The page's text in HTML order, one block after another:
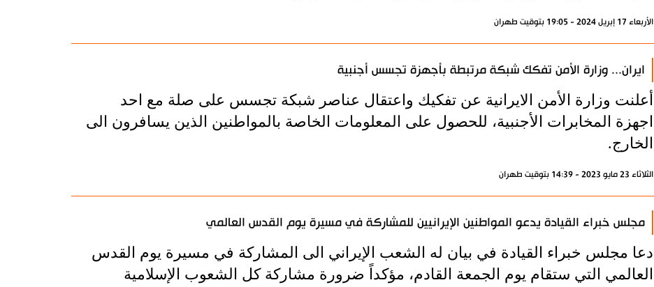
الأربعاء 17 إبريل 2024 - 19:05 بتوقيت طهران
ايران... وزارة الأمن تفكك شبكة مرتبطة بأجهزة تجسس أجنبية
أعلنت وزارة الأمن الايرانية عن تفكيك واعتقال عناصر شبكة تجسس على صلة مع احد
اجهزة المخابرات الأجنبية، للحصول على المعلومات الخاصة بالمواطنين الذين يسافرون الى
الخارج.
الثلاثاء 23 مايو 2023 - 14:39 بتوقيت طهران
مجلس خبراء القيادة يدعو المواطنين الإيرانيين للمشاركة في مسيرة يوم القدس العالمي
دعا مجلس خبراء القيادة في بيان له الشعب الإيراني الى المشاركة في مسيرة يوم القدس
العالمي التي ستقام يوم الجمعة القادم، مؤكداً ضرورة مشاركة كل الشعوب الإسلامية